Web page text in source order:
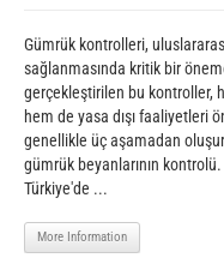
Gümrük kontrolleri,
sağlanmasında kritik bir
gerçekleştirilen bu kontroller,
hem de yasa dışı faaliyetleri
genellikle üç aşamadan
gümrük beyanlarının
Türkiye'de ...
More Information